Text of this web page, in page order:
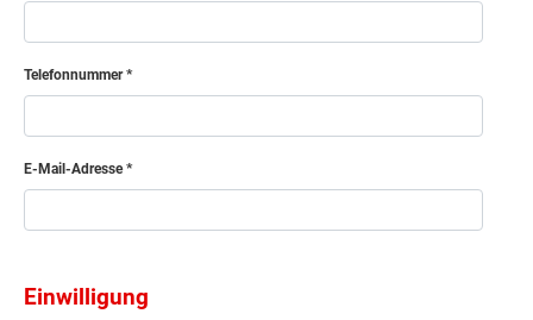
Telefonnummer
E-Mail-Adresse
Einwilligung